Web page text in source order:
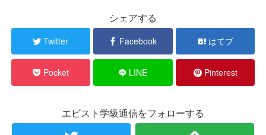
シェアする
Twitter Facebook はてブ
Pocket LINE Pinterest
エビスト学級通信をフォローする